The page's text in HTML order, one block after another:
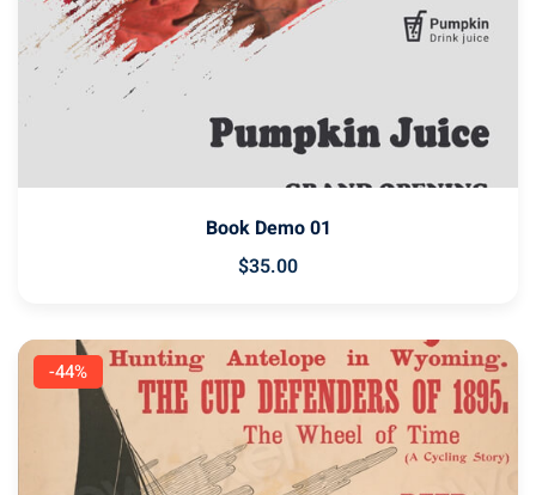
Book Demo 01
$35.00
-44%